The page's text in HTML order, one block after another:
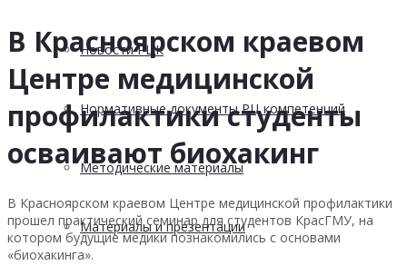
Новости РЦК
Нормативные документы РЦ компетенций
Методические материалы
Материалы и презентации
В Красноярском краевом
Центре медицинской
профилактики студенты
осваивают биохакинг
В Красноярском краевом Центре медицинской профилактики
прошел практический семинар для студентов КрасГМУ, на
котором будущие медики познакомились с основами
«биохакинга».